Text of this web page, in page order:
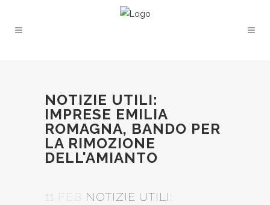
NOTIZIE UTILI:
IMPRESE EMILIA
ROMAGNA, BANDO PER
LA RIMOZIONE
DELL'AMIANTO
11 FEB NOTIZIE UTILI: